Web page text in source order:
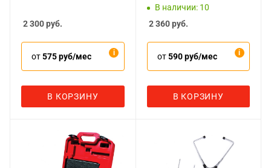
2 300руб.
от575 руб/мес
В КОРЗИНУ
трубкой Мастак 122-10004
В наличии: 10
2 360руб.
от590 руб/мес
В КОРЗИНУ